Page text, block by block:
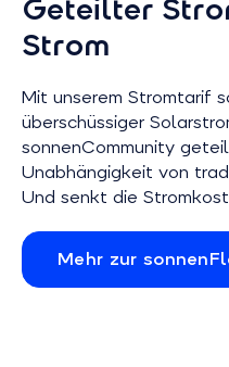
Geteilter
Strom
Mit unserem Stromtarif
überschüssiger
sonnenCommunity
Unabhängigkeit von
Und senkt die
Mehr zur